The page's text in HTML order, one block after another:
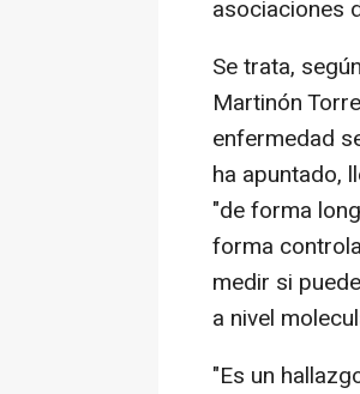
asociaciones
Se trata,
Martinón
enfermedad
ha apuntado,
"de forma
forma
medir si
a nivel
"Es un